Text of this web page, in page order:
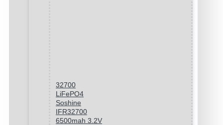
32700
LiFePO4
Soshine
IFR32700
6500mah 3.2V